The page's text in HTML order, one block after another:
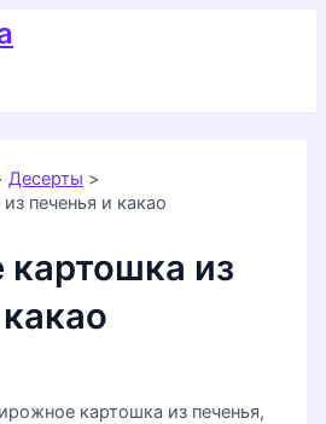
Десерты
печенья и какао
из
картошка из печенья,